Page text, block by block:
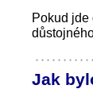
Pokud jde
Jak